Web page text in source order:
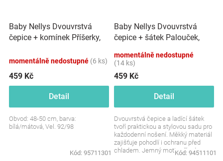
Baby Nellys Dvouvrstvá
čepice + komínek Příšerky,
momentálně nedostupné (6 ks)
459 Kč
Detail
Obvod: 48-50 cm, barva:
bílá/mátová, Vel. 92/98
Kód: 95711301
Baby Nellys Dvouvrstvá
čepice + šátek Palouček,
momentálně nedostupné
(14 ks)
459 Kč
Detail
Dvouvrstvá čepice a ladící šátek
tvoří praktickou a stylovou sadu pro
každodenní nošení. Měkký materiál
zajišťuje pohodlí i ochranu před
chladem. Jemný motiv přírody
Kód: 94511101